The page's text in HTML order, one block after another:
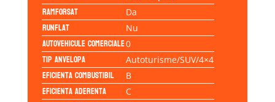
Ramforsat Da
Runflat Nu
Autovehicule comerciale0
Tip anvelopa Autoturisme/SUV/4×4
Eficienta Combustibil B
Eficienta Aderenta C